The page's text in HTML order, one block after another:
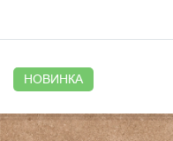
НОВИНКА